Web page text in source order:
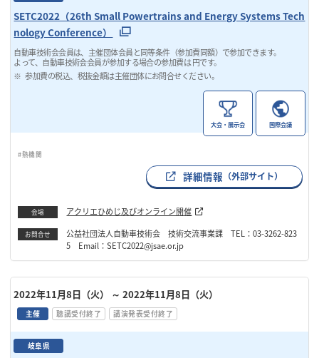
SETC2022（26th Small Powertrains and Energy Systems Tech
nology Conference）
自動車技術会会員は、主催団体会員と同等条件（参加費同額）で参加できます。
よって、自動車技術会会員が参加する場合の参加費は 円です。
参加費の税込、税抜金額は主催団体にお問合せください。
大会・展示会 国際会議
#熱機関
詳細情報 （外部サイト）
会場 アクリエひめじ及びオンライン開催
お問合せ
公益社団法人自動車技術会 技術交流事業課 TEL：03-3262-823
5 Email：SETC2022@jsae.or.jp
2022年11月8日（火） ～ 2022年11月8日（火）
主催 聴講受付終了 講演発表受付終了
岐阜県